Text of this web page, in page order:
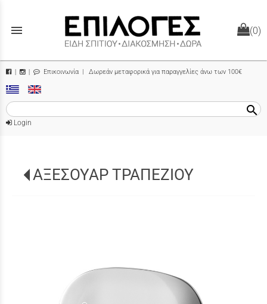
menu (0)
| Επικοινωνία | Δωρεάν μεταφορικά για παραγγελίες άνω των 100€
search
Login
ΑΞΕΣΟΥΑΡ ΤΡΑΠΕΖΙΟΥ